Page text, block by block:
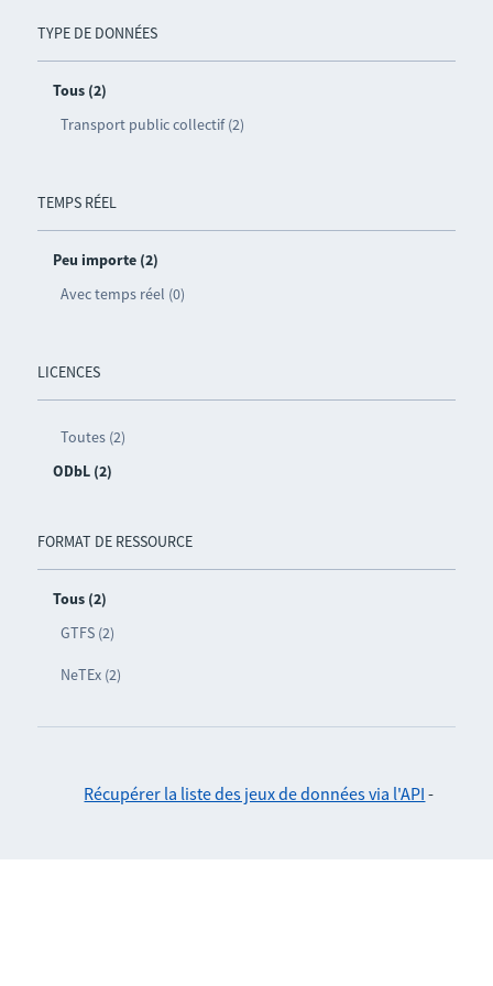
TYPE DE DONNÉES
Tous (2)
Transport public collectif (2)
TEMPS RÉEL
Peu importe (2)
Avec temps réel (0)
LICENCES
Toutes (2)
ODbL (2)
FORMAT DE RESSOURCE
Tous (2)
GTFS (2)
NeTEx (2)
Récupérer la liste des jeux de données via l'API -